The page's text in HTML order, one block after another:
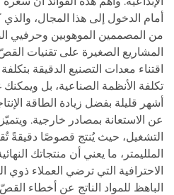
أمام الدخول إلى هذا المجال،
من المصممين الموهوبين وحرفيي
المشاريع الصغيرة على تقنيات القصّ
اقتناء معدات التصنيع الدقيقة
تكلفة الأنظمة الصناعية، بل
أشهر قليلة بفضل زيادة الطاقة
عن الاستعانة بمصادر خارجية.
التشغيل، حيث يُنتج قصوصًا دقيقةً
الملليمتر، ما يعني أن منتجاتك
الاحترافية التي ترضي العملاء ذوي
الباهظ للمواد الناتج عن أخطاء